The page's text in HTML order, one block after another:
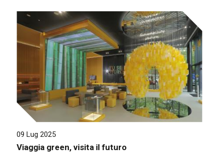
09 Lug 2025
Viaggia green, visita il futuro